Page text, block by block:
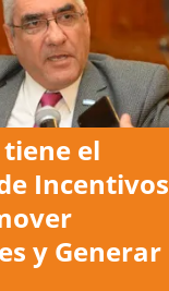
el
Incentivos
y Generar